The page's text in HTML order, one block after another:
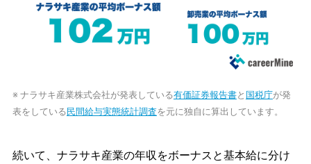
※ ナラサキ産業株式会社が発表している有価証券報告書と 国税庁が発
表をしている 民間給与実態統計調査を元に独自に算出しています。
続いて、ナラサキ産業の年収をボーナスと基本給に分け